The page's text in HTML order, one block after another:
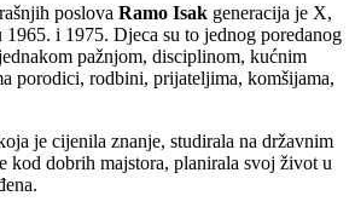
poslova Ramo Isak generacija je X,
i 1975. Djeca su to jednog poredanog
pažnjom, disciplinom, kućnim
porodici, rodbini, prijateljima, komšijama,
je cijenila znanje, studirala na državnim
kod dobrih majstora, planirala svoj život u